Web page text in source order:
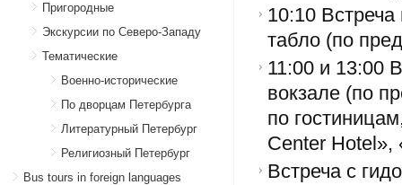
Пригородные
Экскурсии по Северо-Западу
Тематические
Военно-исторические
По дворцам Петербурга
Литературный Петербург
Религиозный Петербург
Bus tours in foreign languages
10:10
табло (по
11:00 и 13:00
вокзале (по
по
Center Hotel»,
Встреча с